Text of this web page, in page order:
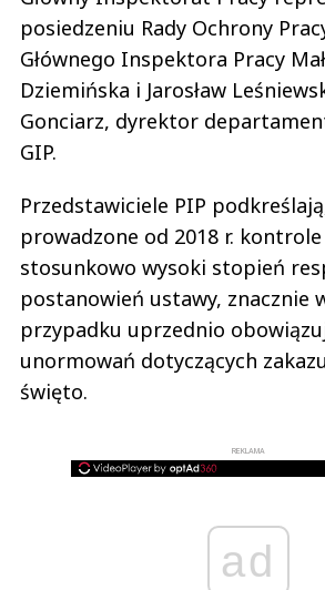
posiedzeniu Rady Ochrony
Głównego Inspektora Pracy
Dziemińska i Jarosław
Gonciarz, dyrektor
GIP.
Przedstawiciele PIP
prowadzone od 2018 r.
stosunkowo wysoki stopień
postanowień ustawy, znacznie
przypadku uprzednio
unormowań dotyczących
święto.
REKLAMA
ad